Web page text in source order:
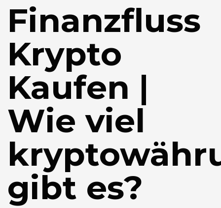
Finanzfluss
Krypto
Kaufen |
Wie viel
gibt es?